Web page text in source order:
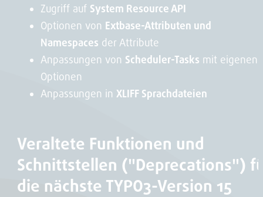
Zugriff auf System Resource API
Optionen von Extbase-Attributen und
Namespaces der Attribute
Anpassungen von Scheduler-Tasks mit eigenen
Optionen
Anpassungen in XLIFF Sprachdateien
Veraltete Funktionen und
Schnittstellen ("Deprecations")
die nächste TYPO3-Version 15